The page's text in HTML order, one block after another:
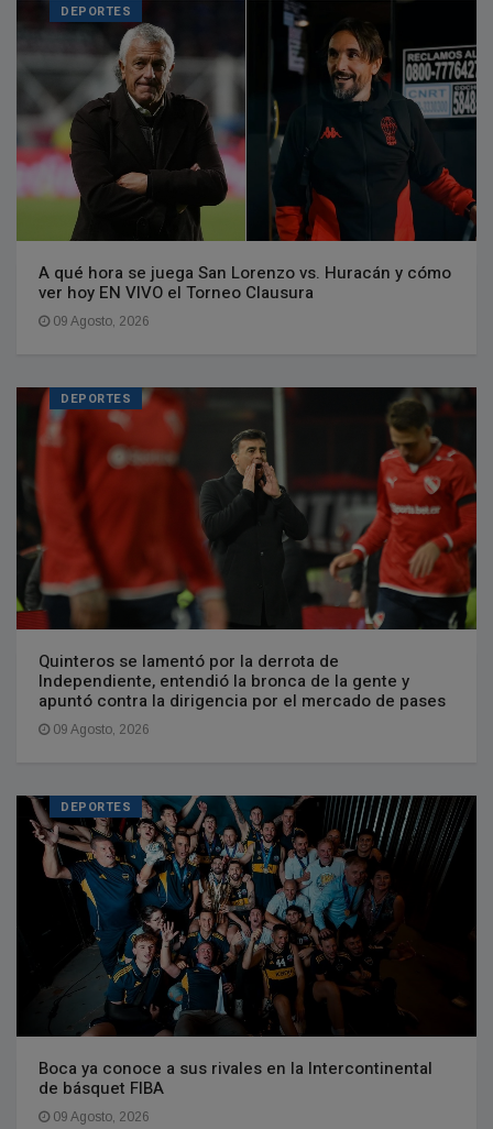
DEPORTES
A qué hora se juega San Lorenzo vs. Huracán y cómo
ver hoy EN VIVO el Torneo Clausura
09 Agosto, 2026
DEPORTES
Quinteros se lamentó por la derrota de
Independiente, entendió la bronca de la gente y
apuntó contra la dirigencia por el mercado de pases
09 Agosto, 2026
DEPORTES
Boca ya conoce a sus rivales en la Intercontinental
de básquet FIBA
09 Agosto, 2026